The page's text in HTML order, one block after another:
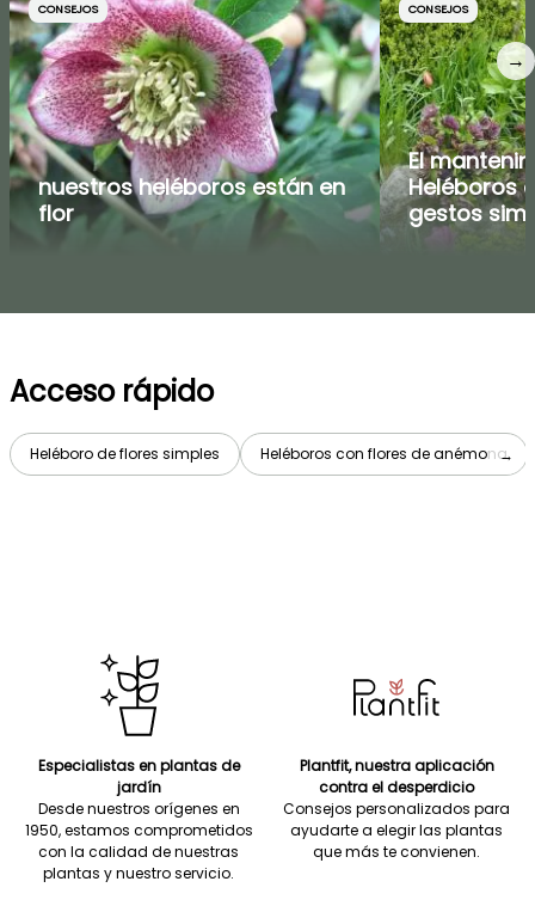
CONSEJOS
nuestros heléboros están en
flor
CONSEJOS
El
Heléboros
gestos
→
Acceso rápido
Heléboro de flores simples Heléboros con flores de anémona→
Especialistas en plantas de
jardín
Desde nuestros orígenes en
1950, estamos comprometidos
con la calidad de nuestras
plantas y nuestro servicio.
Plantfit, nuestra aplicación
contra el desperdicio
Consejos personalizados para
ayudarte a elegir las plantas
que más te convienen.